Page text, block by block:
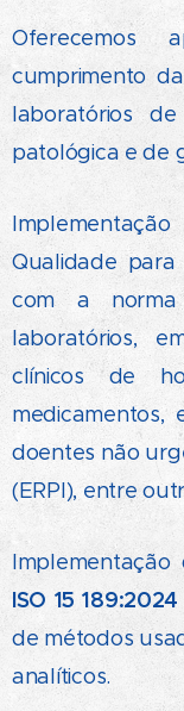
Oferecemos
cumprimento
laboratórios
patológica e de
Qualidade
com a
laboratórios,
clínicos de
medicamentos,
doentes não
(ERPI), entre
ISO 15 189:2024
de métodos
analíticos.